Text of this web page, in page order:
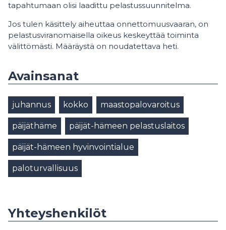
tapahtumaan olisi laadittu pelastussuunnitelma.
Jos tulen käsittely aiheuttaa onnettomuusvaaran, on
pelastusviranomaisella oikeus keskeyttää toiminta
välittömästi. Määräystä on noudatettava heti.
Avainsanat
juhannus kokko maastopalovaroitus
päijäthäme päijät-hämeen pelastuslaitos
päijät-hämeen hyvinvointialue
paloturvallisuus
Yhteyshenkilöt